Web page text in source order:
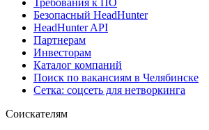
Безопасный HeadHunter
HeadHunter API
Партнерам
Инвесторам
Каталог компаний
Поиск по вакансиям в Челябинске
Сетка: соцсеть для нетворкинга
Соискателям